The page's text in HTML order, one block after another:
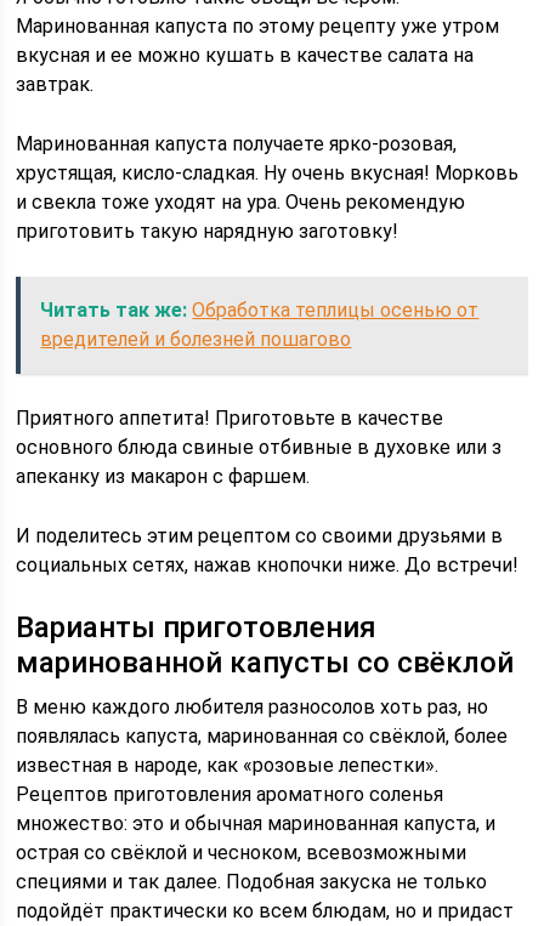
Маринованная капуста по этому рецепту уже утром
вкусная и ее можно кушать в качестве салата на
завтрак.
Маринованная капуста получаете ярко-розовая,
хрустящая, кисло-сладкая. Ну очень вкусная! Морковь
и свекла тоже уходят на ура. Очень рекомендую
приготовить такую нарядную заготовку!
Читать так же: Обработка теплицы осенью от
вредителей и болезней пошагово
Приятного аппетита! Приготовьте в качестве
основного блюда свиные отбивные в духовке или з
апеканку из макарон с фаршем.
И поделитесь этим рецептом со своими друзьями в
социальных сетях, нажав кнопочки ниже. До встречи!
Варианты приготовления
маринованной капусты со свёклой
В меню каждого любителя разносолов хоть раз, но
появлялась капуста, маринованная со свёклой, более
известная в народе, как «розовые лепестки».
Рецептов приготовления ароматного соленья
множество: это и обычная маринованная капуста, и
острая со свёклой и чесноком, всевозможными
специями и так далее. Подобная закуска не только
подойдёт практически ко всем блюдам, но и придаст